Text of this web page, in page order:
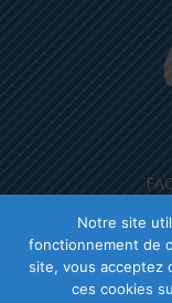
Notre site
fonctionnement de
site, vous acceptez
ces cookies